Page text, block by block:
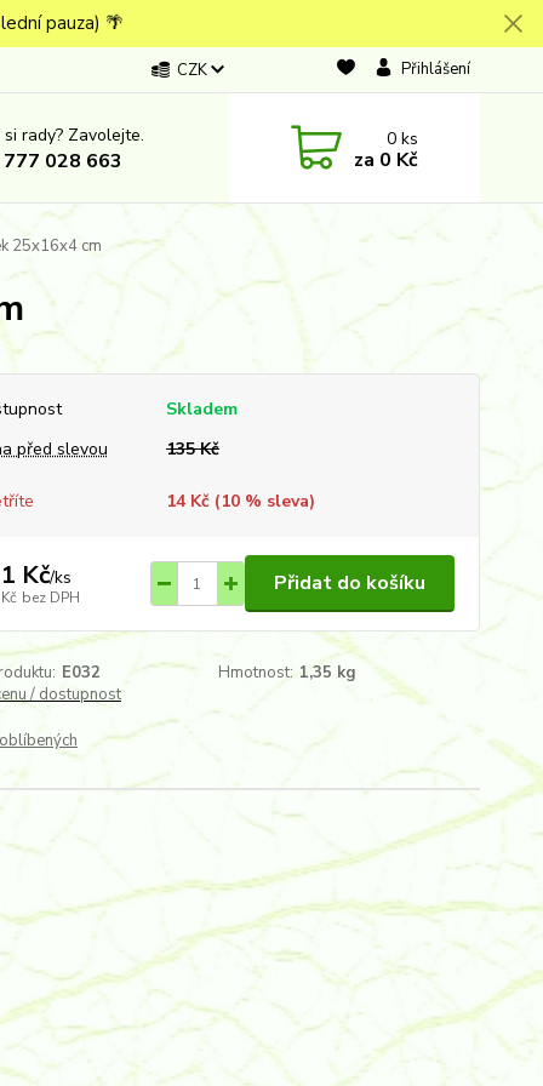
pauza) 🌴
CZK Přihlášení
rady? Zavolejte.
028 663
0ks
za 0 Kč
25x16x4 cm
Skladem
před slevou
135 Kč
14 Kč (10% sleva)
Kč/ks
bez DPH
Přidat do košíku
E032 Hmotnost: 1,35 kg
/ dostupnost